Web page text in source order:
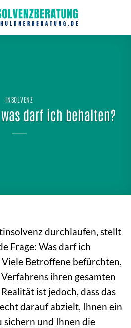
INSOLVENZ
darf ich behalten?
durchlaufen, stellt
Frage: Was darf ich
Betroffene befürchten,
Verfahrens ihren gesamten
ist jedoch, dass das
darauf abzielt, Ihnen ein
sichern und Ihnen die